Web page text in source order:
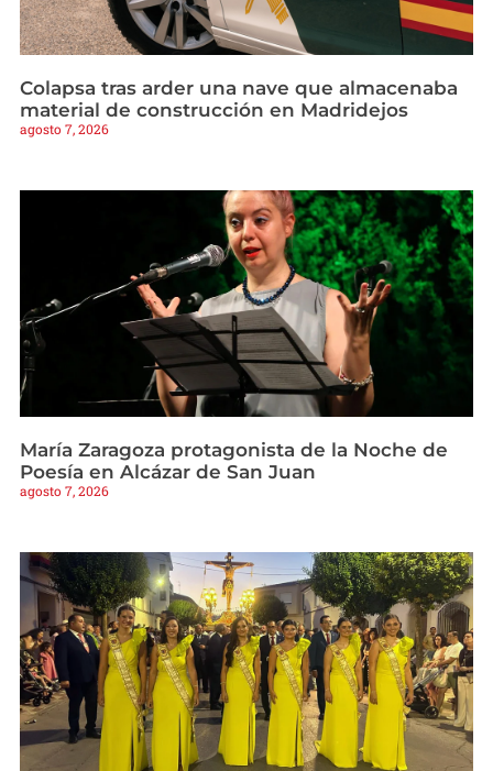
Colapsa tras arder una nave que almacenaba
material de construcción en Madridejos
agosto 7, 2026
María Zaragoza protagonista de la Noche de
Poesía en Alcázar de San Juan
agosto 7, 2026